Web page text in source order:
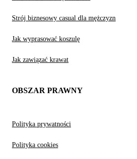
Strój biznesowy casual dla mężczyzn
Jak wyprasować koszulę
Jak zawiązać krawat
OBSZAR PRAWNY
Polityka prywatności
Polityka cookies